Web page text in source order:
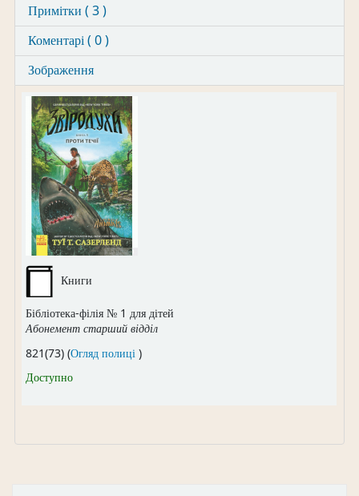
Примітки ( 3 )
Коментарі ( 0 )
Зображення
Книги
Бібліотека-філія № 1 для дітей
Абонемент старший відділ
821(73) (Огляд полиці(Відкривається нижче)
)
Доступно